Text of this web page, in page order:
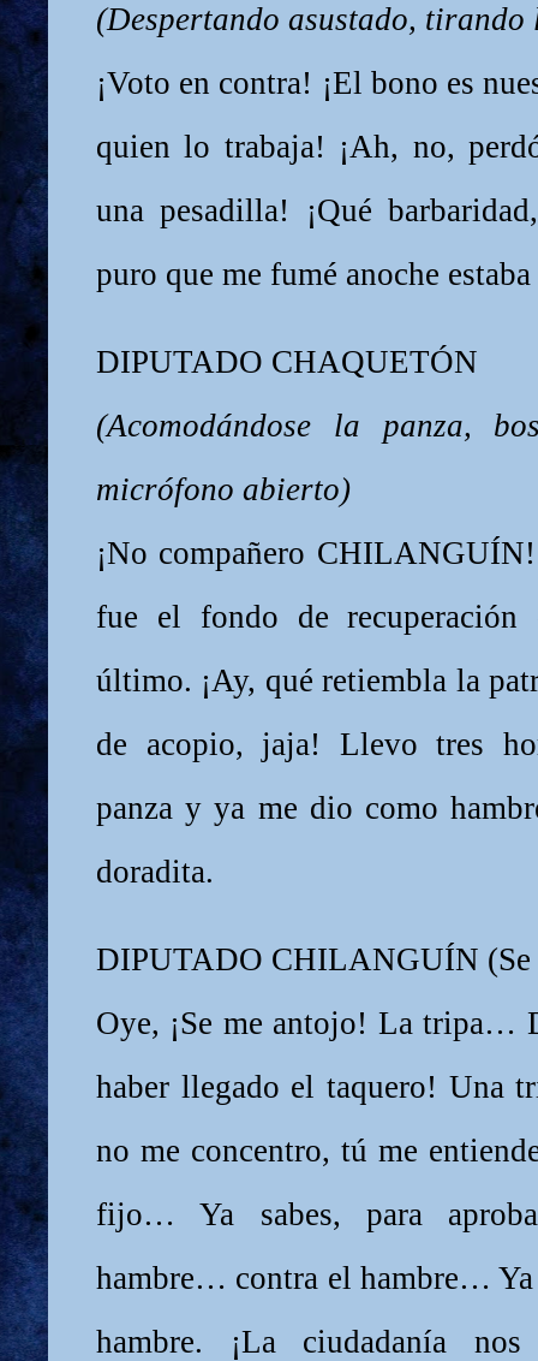
(Despertando asustado, tirando
¡Voto en contra! ¡El bono es
quien lo trabaja! ¡Ah, no,
una pesadilla! ¡Qué
puro que me fumé anoche
DIPUTADO CHAQUETÓN
(Acomodándose la panza,
micrófono abierto)
¡No compañero
fue el fondo de recuperación
último. ¡Ay, qué retiembla la
de acopio, jaja! Llevo tres
panza y ya me dio como
doradita.
DIPUTADO CHILANGUÍN (Se
Oye, ¡Se me antojo! La tripa…
haber llegado el taquero! Una
no me concentro, tú me
fijo… Ya sabes, para
hambre… contra el hambre…
hambre. ¡La ciudadanía